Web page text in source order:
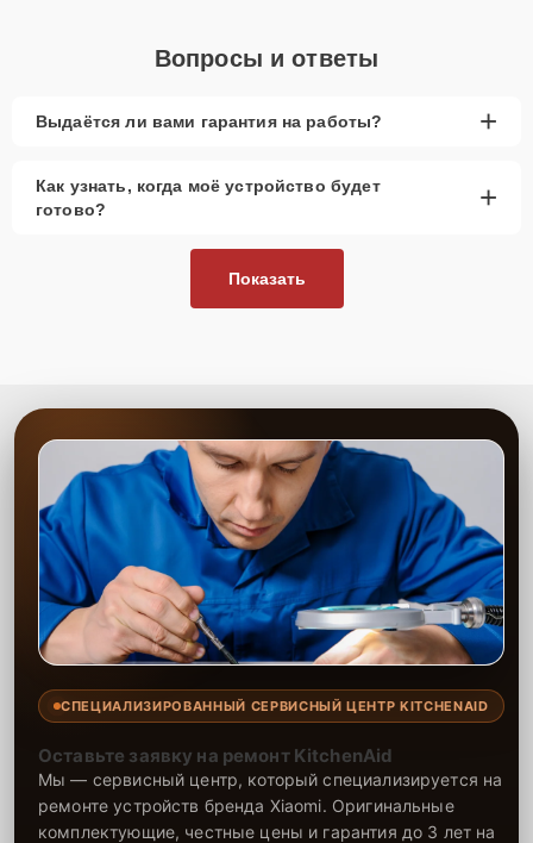
Вопросы и ответы
Выдаётся ли вами гарантия на работы? +
Как узнать, когда моё устройство будет
готово?
+
Показать
СПЕЦИАЛИЗИРОВАННЫЙ СЕРВИСНЫЙ ЦЕНТР KITCHENAID
Оставьте заявку на ремонт KitchenAid
Мы — сервисный центр, который специализируется на
ремонте устройств бренда Xiaomi. Оригинальные
комплектующие, честные цены и гарантия до 3 лет на